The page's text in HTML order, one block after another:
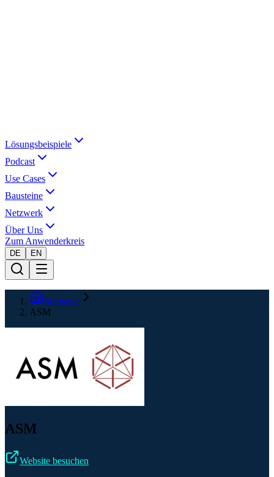
Lösungsbeispiele
Podcast
Use Cases
Bausteine
Netzwerk
Über Uns
Zum Anwenderkreis
DE EN
Startseite
ASM
ASM
Website besuchen